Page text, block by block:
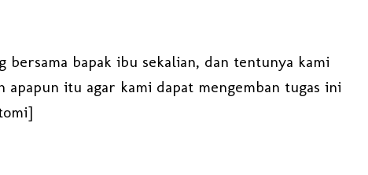
bersama bapak ibu sekalian, dan tentunya kami
apapun itu agar kami dapat mengemban tugas ini